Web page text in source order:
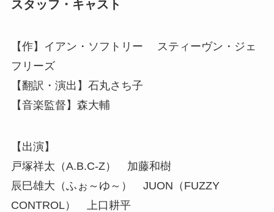
スタッフ・キャスト
【作】イアン・ソフトリー スティーヴン・ジェ
フリーズ
【翻訳・演出】石丸さち子
【音楽監督】森大輔
【出演】
戸塚祥太（A.B.C-Z） 加藤和樹
辰巳雄大（ふぉ～ゆ～） JUON（FUZZY
CONTROL） 上口耕平